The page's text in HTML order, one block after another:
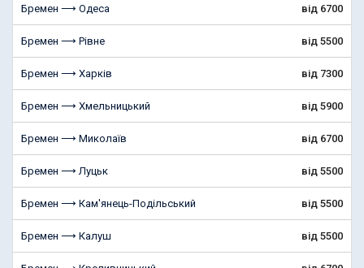
Бремен ⟶ Одеса від 6700
Бремен ⟶ Рівне від 5500
Бремен ⟶ Харків від 7300
Бремен ⟶ Хмельницький від 5900
Бремен ⟶ Миколаїв від 6700
Бремен ⟶ Луцьк від 5500
Бремен ⟶ Кам'янець-Подільський від 5500
Бремен ⟶ Калуш від 5500